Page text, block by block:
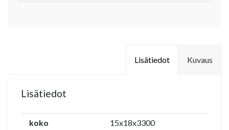
Kuvaus
Lisätiedot
Lisätiedot
koko
15x18x3300